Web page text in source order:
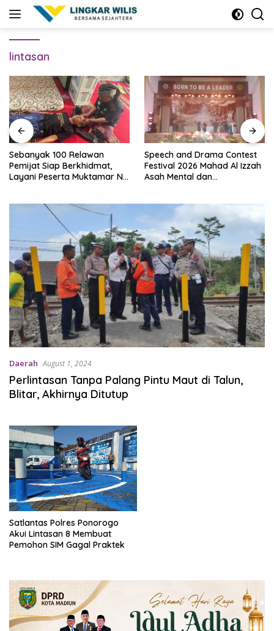
lintasan
Sebanyak 100 Relawan
Pemijat Siap Berkhidmat,
Layani Peserta Muktamar NU
Speech and Drama Contest
Festival 2026 Mahad Al Izzah
Asah Mental dan
Daerah August 1, 2024
Perlintasan Tanpa Palang Pintu Maut di Talun,
Blitar, Akhirnya Ditutup
Satlantas Polres Ponorogo
Akui Lintasan 8 Membuat
Pemohon SIM Gagal Praktek